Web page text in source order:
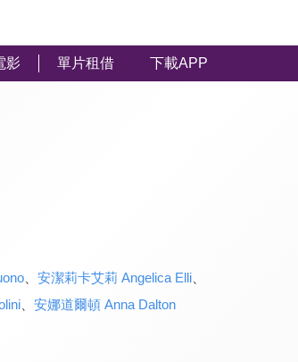
影 單片租借 下載APP
、 安潔莉卡艾莉 Angelica Elli、
、 安娜道爾頓 Anna Dalton